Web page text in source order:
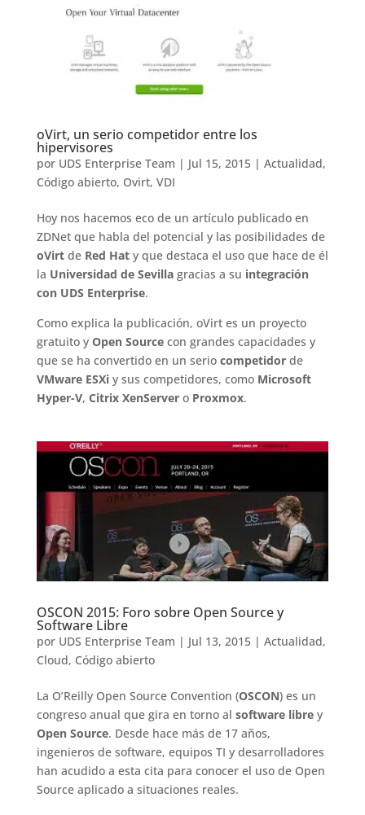
oVirt, un serio competidor entre los
hipervisores
por UDS Enterprise Team | Jul 15, 2015| Actualidad,
Código abierto, Ovirt, VDI
Hoy nos hacemos eco de un artículo publicado en
ZDNet que habla del potencial y las posibilidades de
oVirtde Red Haty que destaca el uso que hace de él
la Universidad de Sevillagracias a su integración
con UDS Enterprise.
Como explica la publicación, oVirt es un proyecto
gratuito y Open Sourcecon grandes capacidades y
que se ha convertido en un serio competidorde
VMware ESXiy sus competidores, como Microsoft
Hyper-V, Citrix XenServero Proxmox.
OSCON 2015: Foro sobre Open Source y
Software Libre
por UDS Enterprise Team | Jul 13, 2015| Actualidad,
Cloud, Código abierto
La O’Reilly Open Source Convention (OSCON) es un
congreso anual que gira en torno al software librey
Open Source. Desde hace más de 17 años,
ingenieros de software, equipos TI y desarrolladores
han acudido a esta cita para conocer el uso de Open
Source aplicado a situaciones reales.